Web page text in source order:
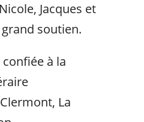
Jacques et
soutien.
à la
La